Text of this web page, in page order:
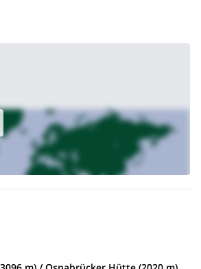
Sie den vollständigen Reiseverlauf für